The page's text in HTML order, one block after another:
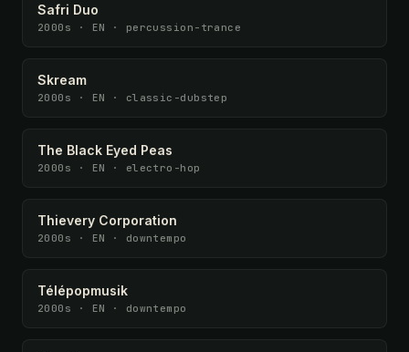
Safri Duo
2000s · EN · percussion-trance
Skream
2000s · EN · classic-dubstep
The Black Eyed Peas
2000s · EN · electro-hop
Thievery Corporation
2000s · EN · downtempo
Télépopmusik
2000s · EN · downtempo